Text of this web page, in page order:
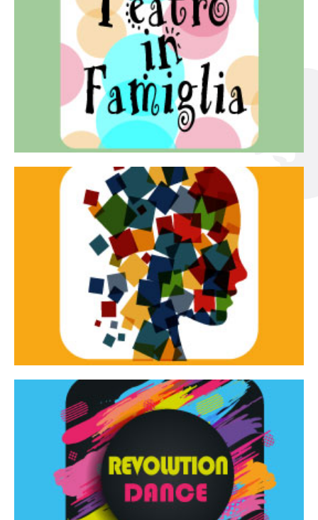
Teatro in famiglia
Teatro In Famiglia è una rassegna di teatro concepita
per far condividere e godere del teatro all’intera
famiglia.
Continua
Tracce dinamiche
Tracce Dinamiche è una rassegna di teatro
d’innovazione e sperimentale.
Continua
Revolution Dance
Rassegna di danza contemporanea – I Edizione